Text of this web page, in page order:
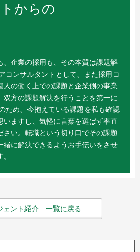
からの
、企業の採用も、その本質は課題解
コンサルタントとして、また採用コ
人の働く上での課題と企業側の事業
双方の課題解決を行うことを第一に
ため、今抱えている課題を私も確認
いますし、気軽に言葉を選ばず率直
さい。転職という切り口でその課題
緒に解決できるようお手伝いをさせ
ェント紹介 一覧に戻る